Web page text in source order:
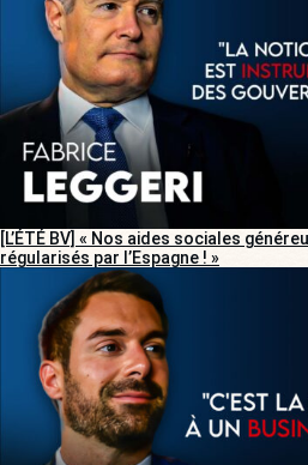
[L’ÉTÉ BV] « Nos aides sociales
régularisés par l’Espagne ! »